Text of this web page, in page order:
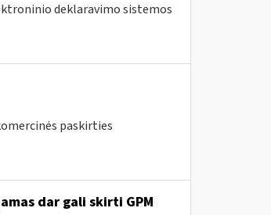
deklaravimo sistemos
paskirties
dar gali skirti GPM